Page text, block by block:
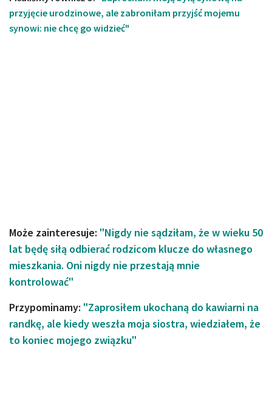
przyjęcie urodzinowe, ale zabroniłam przyjść mojemu
synowi: nie chcę go widzieć"
Może zainteresuje: "Nigdy nie sądziłam, że w wieku 50
lat będę siłą odbierać rodzicom klucze do własnego
mieszkania. Oni nigdy nie przestają mnie
kontrolować"
Przypominamy: "Zaprosiłem ukochaną do kawiarni na
randkę, ale kiedy weszła moja siostra, wiedziałem, że
to koniec mojego związku"